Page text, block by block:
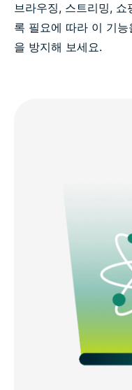
브라우징, 스트리밍,
록 필요에 따라 이 기
을 방지해 보세요.